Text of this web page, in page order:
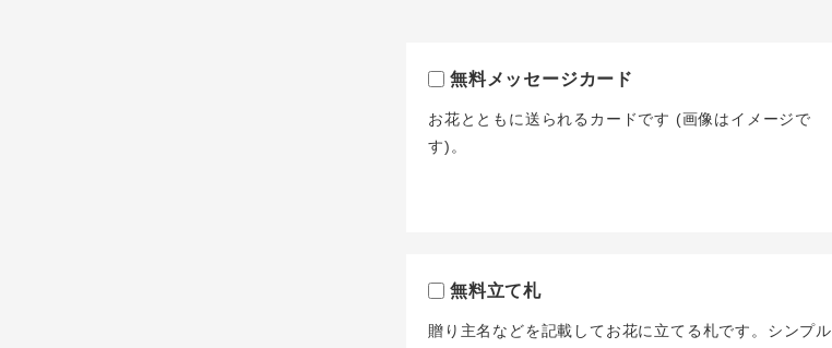
無料メッセージカード
お花とともに送られるカードです (画像はイメージで
す)。
無料立て札
贈り主名などを記載してお花に立てる札です。シンプル